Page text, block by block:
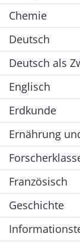
Chemie
Deutsch
Deutsch als
Englisch
Erdkunde
Ernährung
Französisch
Geschichte